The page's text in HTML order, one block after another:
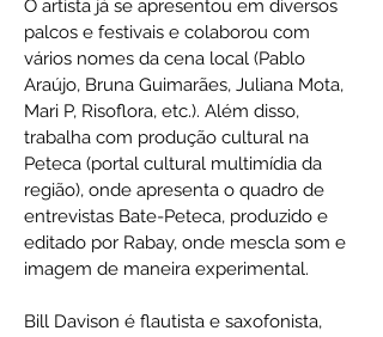
O artista já se apresentou em diversos
palcos e festivais e colaborou com
vários nomes da cena local (Pablo
Araújo, Bruna Guimarães, Juliana Mota,
Mari P, Risoflora, etc.). Além disso,
trabalha com produção cultural na
Peteca (portal cultural multimídia da
região), onde apresenta o quadro de
entrevistas Bate-Peteca, produzido e
editado por Rabay, onde mescla som e
imagem de maneira experimental.
Bill Davison é flautista e saxofonista,